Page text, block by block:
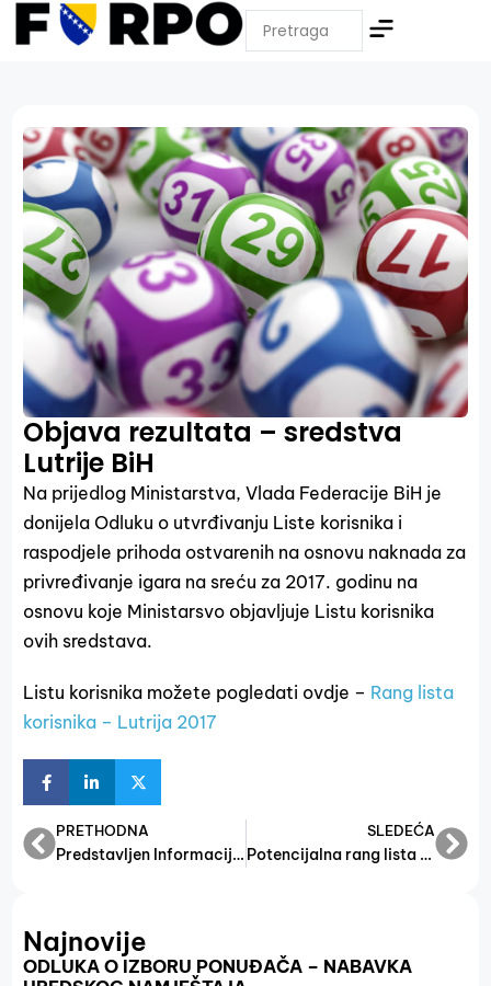
Objava rezultata – sredstva
Lutrije BiH
Na prijedlog Ministarstva, Vlada Federacije BiH je
donijela Odluku o utvrđivanju Liste korisnika i
raspodjele prihoda ostvarenih na osnovu naknada za
privređivanje igara na sreću za 2017. godinu na
osnovu koje Ministarsvo objavljuje Listu korisnika
ovih sredstava.
Listu korisnika možete pogledati ovdje – Rang lista
korisnika – Lutrija 2017
PRETHODNA
Predstavljen Informacijski sistem s web portalom poslovnih zona u Federaciji BiH.
SLEDEĆA
Potencijalna rang lista – Pružanje mentoring usluga za MSP
Najnovije
ODLUKA O IZBORU PONUĐAČA – NABAVKA